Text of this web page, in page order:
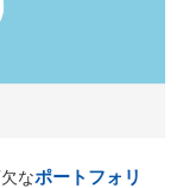
なポートフォリ